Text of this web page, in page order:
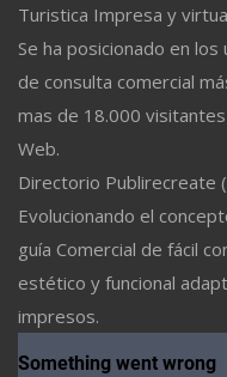
Turistica Impresa y
Se ha posicionado en
de consulta comercial
mas de 18.000
Web.
Directorio Publirecreate
Evolucionando el
guía Comercial de fácil
estético y funcional
impresos.